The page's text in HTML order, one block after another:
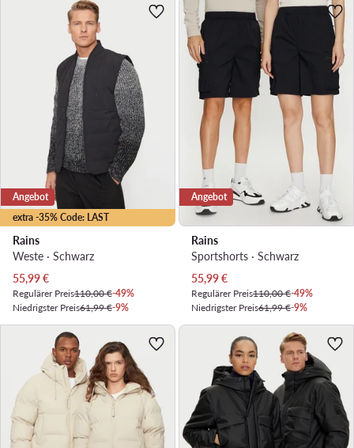
extra -35% Code: LAST
Angebot
Rains
Weste · Schwarz
Aktueller Preis
55,99€
Regulärer Preis110,00 €-49%
Niedrigster Preis61,99 €-9%
Angebot
Rains
Sportshorts · Schwarz
Aktueller Preis
55,99€
Regulärer Preis110,00 €-49%
Niedrigster Preis61,99 €-9%